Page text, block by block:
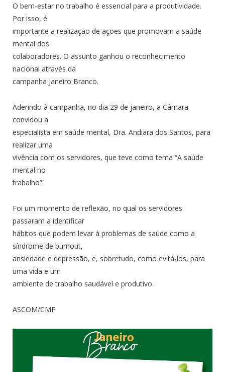
O bem-estar no trabalho é essencial para a produtividade.
Por isso, é
importante a realização de ações que promovam a saúde
mental dos
colaboradores. O assunto ganhou o reconhecimento
nacional através da
campanha Janeiro Branco.
Aderindo à campanha, no dia 29 de janeiro, a Câmara
convidou a
especialista em saúde mental, Dra. Andiara dos Santos, para
realizar uma
vivência com os servidores, que teve como tema “A saúde
mental no
trabalho”.
Foi um momento de reflexão, no qual os servidores
passaram a identificar
hábitos que podem levar à problemas de saúde como a
síndrome de burnout,
ansiedade e depressão, e, sobretudo, como evitá-los, para
uma vida e um
ambiente de trabalho saudável e produtivo.
ASCOM/CMP